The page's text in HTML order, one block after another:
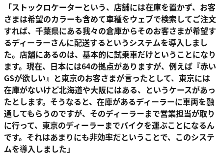
「ストックロケーターという、店舗には在庫を置かず、お客
さまは希望のカラーも含めて車種をウェブで検索してご注文
すれば、千葉県にある我々の倉庫からそのお客さまが希望す
るディーラーさんに配送するというシステムを導入しまし
た。店舗にあるのは、基本的に試乗車だけということになり
ます。現在、日本には64の拠点がありますが、例えば『赤い
GSが欲しい』と東京のお客さまが言ったとして、東京には
在庫がないけど北海道や大阪にはある、というケースがあっ
たとします。そうなると、在庫があるディーラーに車両を融
通してもらうのですが、そのディーラーまで営業担当が取り
に行って、東京のディーラーまでバイクを運ぶことになるん
です。それはあまりにも非効率だということで、このシステ
ムを導入しました」